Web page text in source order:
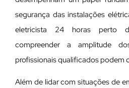
segurança das instalações
eletricista 24 horas perto
compreender a amplitude
profissionais qualificados podem
Além de lidar com situações de